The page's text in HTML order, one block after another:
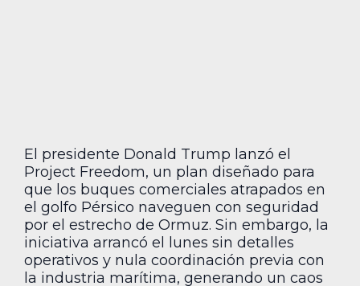
El presidente Donald Trump lanzó el
Project Freedom, un plan diseñado para
que los buques comerciales atrapados en
el golfo Pérsico naveguen con seguridad
por el estrecho de Ormuz. Sin embargo, la
iniciativa arrancó el lunes sin detalles
operativos y nula coordinación previa con
la industria marítima, generando un caos